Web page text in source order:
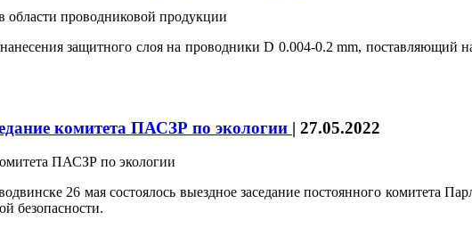
защитного слоя на проводники D 0.004-0.2 mm,
комитета ПАСЗР по экологии | 27.05.2022
26 мая состоялось выездное заседание постоянного комитета
безопасности.